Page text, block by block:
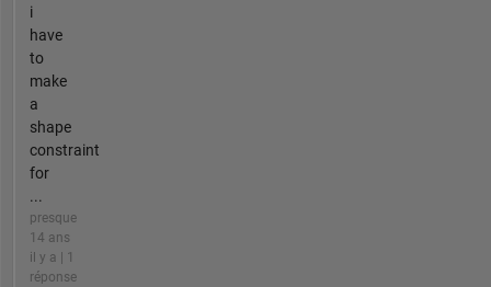
i
have
to
make
a
shape
constraint
for
...
presque
14 ans
il y a | 1
réponse